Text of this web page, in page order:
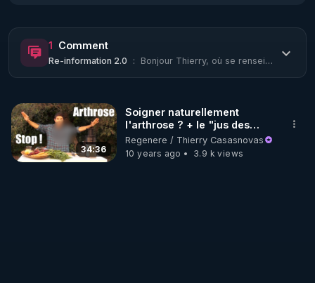
https://www.rgnr.fr/presentation.html
🌱 LE MAGAZINE RÉGÉNÈRE
🌱 LA BOUTIQUE DU MAGAZINE
Pour obtenir les anciens numéros que vous avez
1 Comment
Re-information 2.0 : Bonjour Thierry, où se renseigner pour les extracteurs ? 🙏 Merci
34:36
Soigner naturellement
l'arthrose ? + le "jus des
cartilages"
Regenere / Thierry Casasnovas
10 years ago
3.9 k views